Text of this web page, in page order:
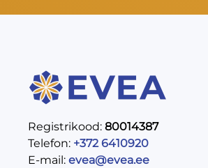
Registrikood: 80014387
Telefon: +372 6410920
E-mail: evea@evea.ee